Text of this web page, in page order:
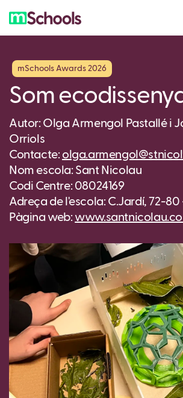
mSchools Awards 2026
Som
Autor: Olga Armengol Pastallé i
Orriols
Contacte:
Nom escola: Sant Nicolau
Codi Centre: 08024169
Adreça de l'escola: C.Jardí, 72-80
Pàgina web:
Facebook
Twitter